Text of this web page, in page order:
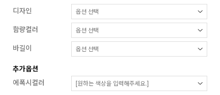
디자인
함량컬러
바길이
추가옵션
에폭시컬러